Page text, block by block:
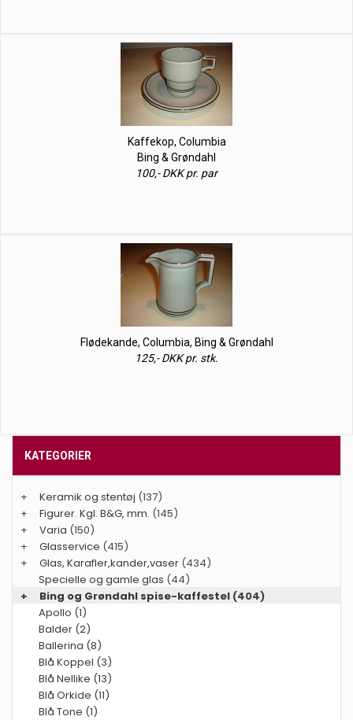
Kaffekop, Columbia
Bing & Grøndahl
100,- DKK pr. par
Flødekande, Columbia, Bing & Grøndahl
125,- DKK pr. stk.
KATEGORIER
+ Keramik og stentøj (137)
+
Figurer. Kgl. B&G, mm. (145)
+
Varia (150)
+
Glasservice (415)
+
Glas, Karafler,kander,vaser (434)
Specielle og gamle glas (44)
+
Bing og Grøndahl spise-kaffestel (404)
Apollo (1)
Balder (2)
Ballerina (8)
Blå Koppel (3)
Blå Nellike (13)
Blå Orkide (11)
Blå Tone (1)